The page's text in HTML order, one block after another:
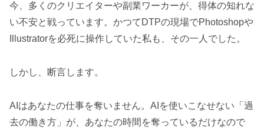
今、多くのクリエイターや副業ワーカーが、得体の知れな
い不安と戦っています。かつてDTPの現場でPhotoshopや
Illustratorを必死に操作していた私も、その一人でした。
しかし、断言します。
AIはあなたの仕事を奪いません。AIを使いこなせない「過
去の働き方」が、あなたの時間を奪っているだけなので